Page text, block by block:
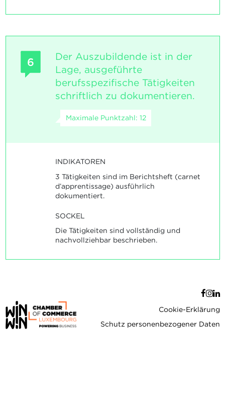
6
Der Auszubildende ist in der
Lage, ausgeführte
berufsspezifische Tätigkeiten
schriftlich zu dokumentieren.
Maximale Punktzahl: 12
INDIKATOREN
3 Tätigkeiten sind im Berichtsheft (carnet
d’apprentissage) ausführlich
dokumentiert.
SOCKEL
Die Tätigkeiten sind vollständig und
nachvollziehbar beschrieben.
Cookie-Erklärung
Schutz personenbezogener Daten